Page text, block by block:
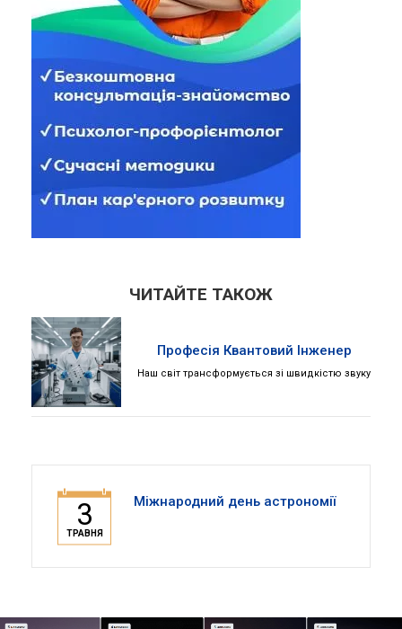
ЧИТАЙТЕ ТАКОЖ
Професія Квантовий Інженер
Наш світ трансформується зі швидкістю звуку
3
ТРАВНЯ
Міжнародний день астрономії